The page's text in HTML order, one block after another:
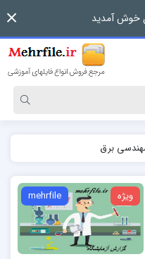
خوش آمدید
برق
ویژه mehrfile